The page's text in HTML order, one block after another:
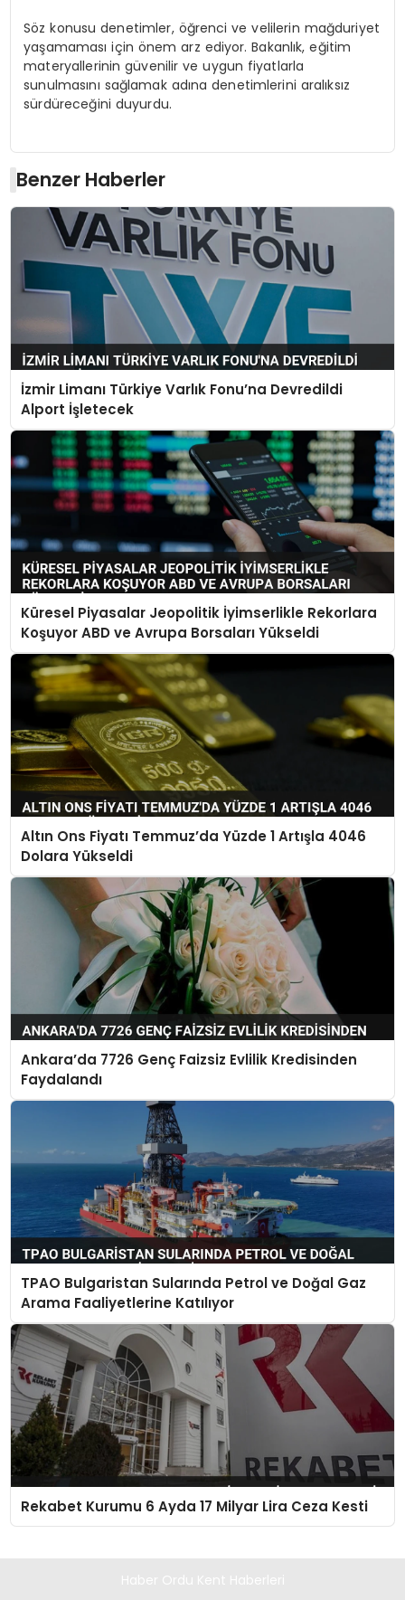
Söz konusu denetimler, öğrenci ve velilerin mağduriyet
yaşamaması için önem arz ediyor. Bakanlık, eğitim
materyallerinin güvenilir ve uygun fiyatlarla
sunulmasını sağlamak adına denetimlerini aralıksız
sürdüreceğini duyurdu.
Benzer Haberler
İzmir Limanı Türkiye Varlık Fonu’na Devredildi
Alport İşletecek
Küresel Piyasalar Jeopolitik İyimserlikle Rekorlara
Koşuyor ABD ve Avrupa Borsaları Yükseldi
Altın Ons Fiyatı Temmuz’da Yüzde 1 Artışla 4046
Dolara Yükseldi
Ankara’da 7726 Genç Faizsiz Evlilik Kredisinden
Faydalandı
TPAO Bulgaristan Sularında Petrol ve Doğal Gaz
Arama Faaliyetlerine Katılıyor
Rekabet Kurumu 6 Ayda 17 Milyar Lira Ceza Kesti